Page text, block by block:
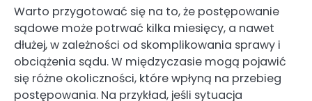
Warto przygotować się na to, że postępowanie
sądowe może potrwać kilka miesięcy, a nawet
dłużej, w zależności od skomplikowania sprawy i
obciążenia sądu. W międzyczasie mogą pojawić
się różne okoliczności, które wpłyną na przebieg
postępowania. Na przykład, jeśli sytuacja